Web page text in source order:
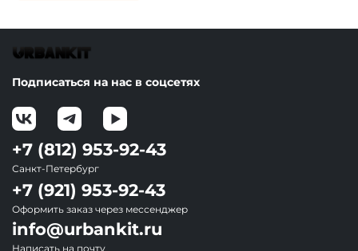
Подписаться на нас в соцсетях
+7 (812) 953-92-43
Санкт-Петербург
+7 (921) 953-92-43
Оформить заказ через мессенджер
info@urbankit.ru
Написать на почту